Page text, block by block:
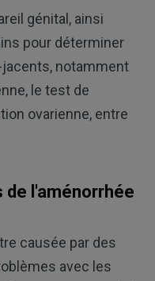
génital, ainsi
pour déterminer
notamment
le test de
ovarienne, entre
de l'aménorrhée
causée par des
avec les